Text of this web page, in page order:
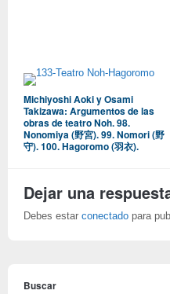
Michiyoshi Aoki y Osami
Takizawa: Argumentos de las
obras de teatro Noh. 98.
Nonomiya (野宮). 99. Nomori (野
守). 100. Hagoromo (羽衣).
Dejar una
Debes estar conectado para
Buscar